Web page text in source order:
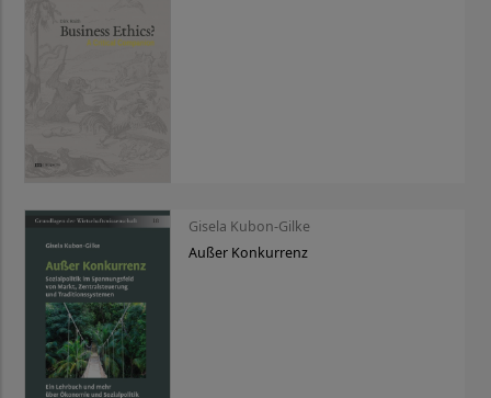
Gisela Kubon-Gilke
Außer Konkurrenz